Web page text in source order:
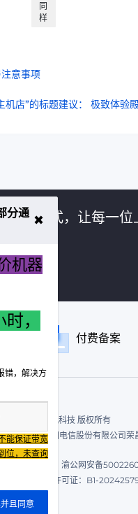
同
样
意事项
店”的标题建议： 极致体验
” 的方式，让每一
付费备案
飞讯科技 版权所有
限公司|中国电信股份有限公司荣
渝公网安备
电信业务经营许可证：B1-
分通 ✖
机器
时，
错，解决方
能保证带宽
位，未查询
且同意